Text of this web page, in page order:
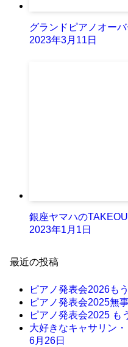
グランドピアノオー
2023年3月11日
銀座ヤマハの
2023年1月1日
最近の投稿
ピアノ発表会2026も
ピアノ発表会2025無
ピアノ発表会2025 も
大好きなキャサリン
6月26日